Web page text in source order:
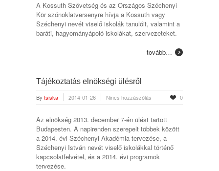
A Kossuth Szövetség és az Országos Széchenyi
Kör szónoklatversenyre hívja a Kossuth vagy
Széchenyi nevét viselő iskolák tanulóit, valamint a
baráti, hagyományápoló iskolákat, szervezeteket.
tovább…
Tájékoztatás elnökségi ülésről
By tsiska 2014-01-26 Nincs hozzászólás 0
Az elnökség 2013. december 7-én ülést tartott
Budapesten. A napirenden szerepelt többek között
a 2014. évi Széchenyi Akadémia tervezése, a
Széchenyi István nevét viselő iskolákkal történő
kapcsolatfelvétel, és a 2014. évi programok
tervezése.